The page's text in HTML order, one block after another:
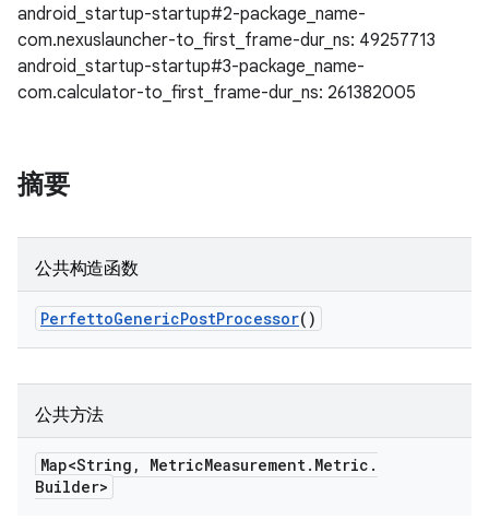
android_startup-startup#2-package_name-
com.nexuslauncher-to_first_frame-dur_ns: 49257713
android_startup-startup#3-package_name-
com.calculator-to_first_frame-dur_ns: 261382005
摘要
公共构造函数
PerfettoGenericPostProcessor()
公共方法
Map<String , MetricMeasurement. Metric .
Builder>